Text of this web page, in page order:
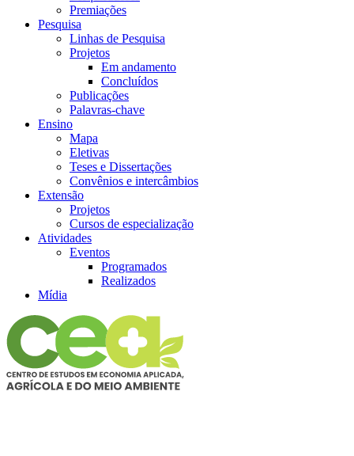
Premiações
Pesquisa
Linhas de Pesquisa
Projetos
Em andamento
Concluídos
Publicações
Palavras-chave
Ensino
Mapa
Eletivas
Teses e Dissertações
Convênios e intercâmbios
Extensão
Projetos
Cursos de especialização
Atividades
Eventos
Programados
Realizados
Mídia